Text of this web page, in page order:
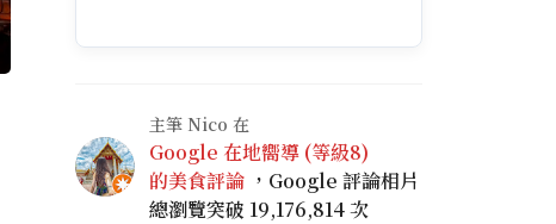
主筆 Nico 在
Google 在地嚮導 (等級8)
的美食評論 ，Google 評論相片
總瀏覽突破 19,176,814 次